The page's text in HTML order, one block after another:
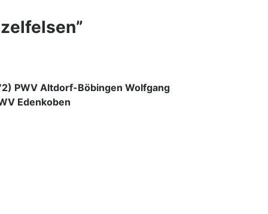
PWV Altdorf-Böbingen Wolfgang
Edenkoben